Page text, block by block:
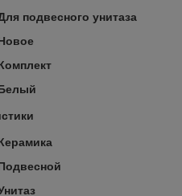
подвесного унитаза